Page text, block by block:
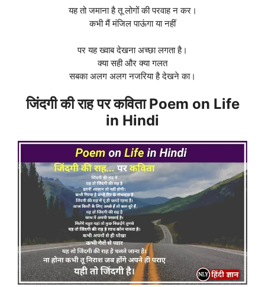
यह तो जमाना है तू लोगों की परवाह न कर।
कभी मैं मंजिल पाऊंगा या नहीं
पर यह ख्वाब देखना अच्छा लगता है।
क्या सही और क्या गलत
सबका अलग अलग नजरिया है देखने का।
जिंदगी की राह पर कविता Poem on Life
in Hindi